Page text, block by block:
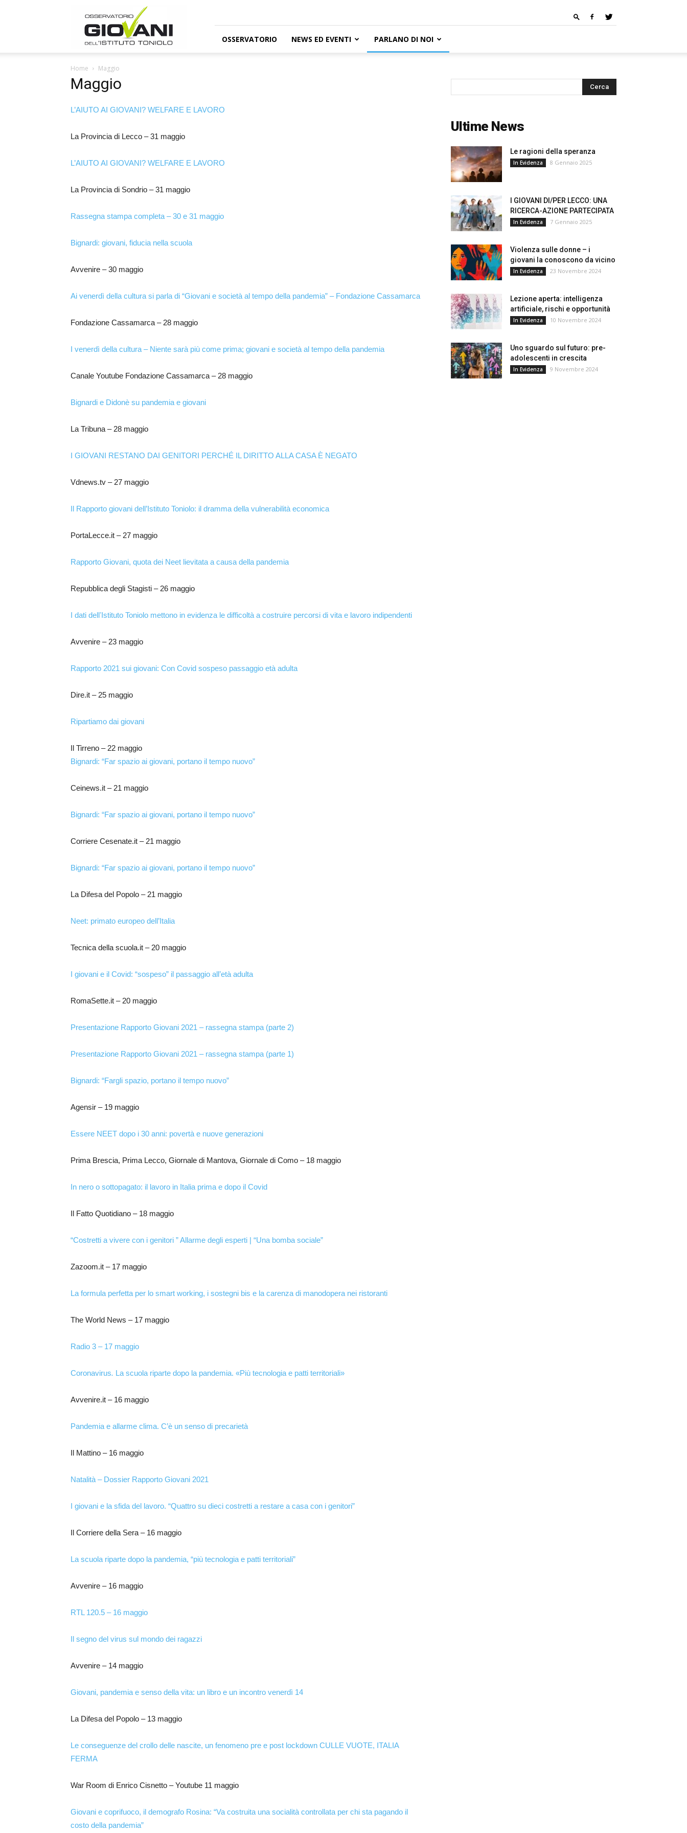
Giovani
OSSERVATORIO NEWS ED EVENTI PARLANO DI NOI
Home Maggio
Maggio
L’AIUTO AI GIOVANI? WELFARE E LAVORO
La Provincia di Lecco – 31 maggio
L’AIUTO AI GIOVANI? WELFARE E LAVORO
La Provincia di Sondrio – 31 maggio
Rassegna stampa completa – 30 e 31 maggio
Bignardi: giovani, fiducia nella scuola
Avvenire – 30 maggio
Ai venerdì della cultura si parla di “Giovani e società al tempo della pandemia” – Fondazione Cassamarca
Fondazione Cassamarca – 28 maggio
I venerdì della cultura – Niente sarà più come prima; giovani e società al tempo della pandemia
Canale Youtube Fondazione Cassamarca – 28 maggio
Bignardi e Didonè su pandemia e giovani
La Tribuna – 28 maggio
I GIOVANI RESTANO DAI GENITORI PERCHÉ IL DIRITTO ALLA CASA È NEGATO
Vdnews.tv – 27 maggio
Il Rapporto giovani dell’Istituto Toniolo: il dramma della vulnerabilità economica
PortaLecce.it – 27 maggio
Rapporto Giovani, quota dei Neet lievitata a causa della pandemia
Repubblica degli Stagisti – 26 maggio
I dati dellʼIstituto Toniolo mettono in evidenza le difficoltà a costruire percorsi di vita e lavoro indipendenti
Avvenire – 23 maggio
Rapporto 2021 sui giovani: Con Covid sospeso passaggio età adulta
Dire.it – 25 maggio
Ripartiamo dai giovani
Il Tirreno – 22 maggio
Bignardi: “Far spazio ai giovani, portano il tempo nuovo”
Ceinews.it – 21 maggio
Bignardi: “Far spazio ai giovani, portano il tempo nuovo”
Corriere Cesenate.it – 21 maggio
Bignardi: “Far spazio ai giovani, portano il tempo nuovo”
La Difesa del Popolo – 21 maggio
Neet: primato europeo dell’Italia
Tecnica della scuola.it – 20 maggio
I giovani e il Covid: “sospeso” il passaggio all’età adulta
RomaSette.it – 20 maggio
Presentazione Rapporto Giovani 2021 – rassegna stampa (parte 2)
Presentazione Rapporto Giovani 2021 – rassegna stampa (parte 1)
Bignardi: “Fargli spazio, portano il tempo nuovo”
Agensir – 19 maggio
Essere NEET dopo i 30 anni: povertà e nuove generazioni
Prima Brescia, Prima Lecco, Giornale di Mantova, Giornale di Como – 18 maggio
In nero o sottopagato: il lavoro in Italia prima e dopo il Covid
Il Fatto Quotidiano – 18 maggio
“Costretti a vivere con i genitori ” Allarme degli esperti | “Una bomba sociale”
Zazoom.it – 17 maggio
La formula perfetta per lo smart working, i sostegni bis e la carenza di manodopera nei ristoranti
The World News – 17 maggio
Radio 3 – 17 maggio
Coronavirus. La scuola riparte dopo la pandemia. «Più tecnologia e patti territoriali»
Avvenire.it – 16 maggio
Pandemia e allarme clima. C’è un senso di precarietà
Il Mattino – 16 maggio
Natalità – Dossier Rapporto Giovani 2021
I giovani e la sfida del lavoro. “Quattro su dieci costretti a restare a casa con i genitori”
Il Corriere della Sera – 16 maggio
La scuola riparte dopo la pandemia, “più tecnologia e patti territoriali”
Avvenire – 16 maggio
RTL 120.5 – 16 maggio
Il segno del virus sul mondo dei ragazzi
Avvenire – 14 maggio
Giovani, pandemia e senso della vita: un libro e un incontro venerdì 14
La Difesa del Popolo – 13 maggio
Le conseguenze del crollo delle nascite, un fenomeno pre e post lockdown CULLE VUOTE, ITALIA
FERMA
War Room di Enrico Cisnetto – Youtube 11 maggio
Giovani e coprifuoco, il demografo Rosina: “Va costruita una socialità controllata per chi sta pagando il
costo della pandemia”
Ultime News
Le ragioni della speranza
In Evidenza 8 Gennaio 2025
I GIOVANI DI/PER LECCO: UNA
RICERCA-AZIONE PARTECIPATA
In Evidenza 7 Gennaio 2025
Violenza sulle donne – i
giovani la conoscono da vicino
In Evidenza 23 Novembre 2024
Lezione aperta: intelligenza
artificiale, rischi e opportunità
In Evidenza 10 Novembre 2024
Uno sguardo sul futuro: pre-
adolescenti in crescita
In Evidenza 9 Novembre 2024